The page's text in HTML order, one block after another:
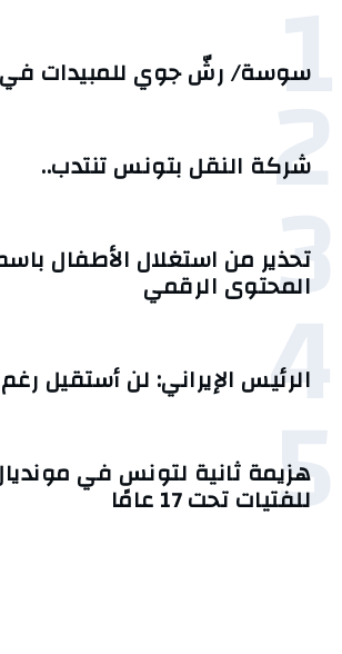
1
سوسة/ رشّ جوي للمبيدات في
2
شركة النقل بتونس تنتدب..
3
تحذير من استغلال الأطفال
المحتوى الرقمي
4
الرئيس الإيراني: لن أستقيل
5
هزيمة ثانية لتونس في
للفتيات تحت 17 عامًا